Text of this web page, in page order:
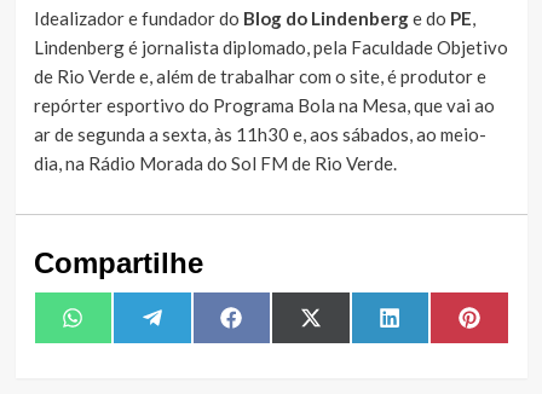
Idealizador e fundador do Blog do Lindenberge do PE,
Lindenberg é jornalista diplomado, pela Faculdade Objetivo
de Rio Verde e, além de trabalhar com o site, é produtor e
repórter esportivo do Programa Bola na Mesa, que vai ao
ar de segunda a sexta, às 11h30 e, aos sábados, ao meio-
dia, na Rádio Morada do Sol FM de Rio Verde.
Compartilhe
Share
on
WhatsAppShare
on
TelegramShare
on
FacebookShare
on
X
(Twitter)
Share
on
LinkedIn Share
on